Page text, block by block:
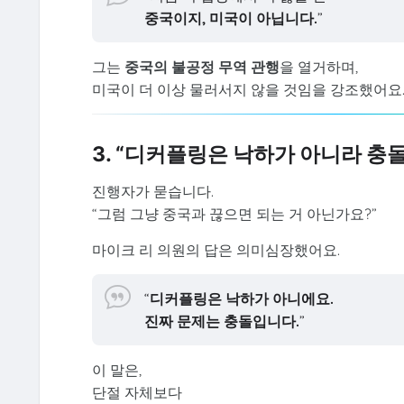
중국이지, 미국이 아닙니다.”
그는 중국의 불공정 무역 관행을 열거하며,
미국이 더 이상 물러서지 않을 것임을 강조했어요.
3. “디커플링은 낙하가 아니라 충
진행자가 묻습니다.
“그럼 그냥 중국과 끊으면 되는 거 아닌가요?”
마이크 리 의원의 답은 의미심장했어요.
“디커플링은 낙하가 아니에요.
진짜 문제는 충돌입니다.”
이 말은,
단절 자체보다